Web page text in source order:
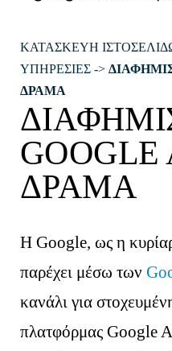
ΚΑΤΑΣΚΕΥΗ
ΥΠΗΡΕΣΙΕΣ ->
ΔΡΑΜΑ
ΔΡΑΜΑ
Η Google, ως η
παρέχει μέσω των
κανάλι για
πλατφόρμας Google